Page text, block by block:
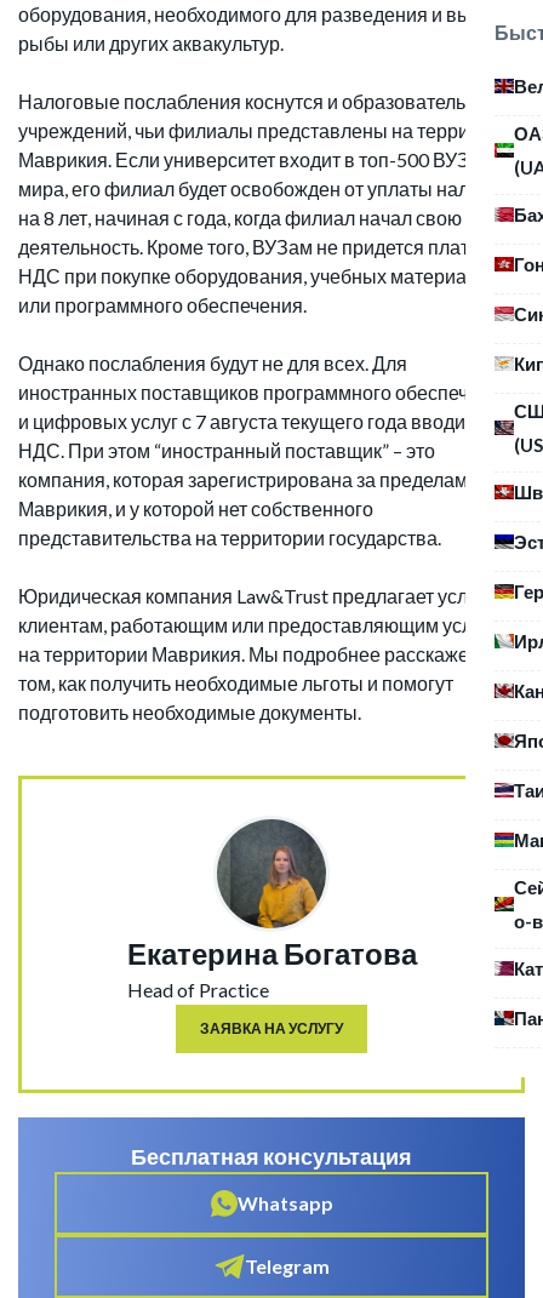
о-
оборудования, необходимого для разведения и вылова
рыбы или других аквакультур.
Налоговые послабления коснутся и образовательных
учреждений, чьи филиалы представлены на территории
Маврикия. Если университет входит в топ-500 ВУЗов
мира, его филиал будет освобожден от уплаты налогов
на 8 лет, начиная с года, когда филиал начал свою
деятельность. Кроме того, ВУЗам не придется платить
НДС при покупке оборудования, учебных материалов
или программного обеспечения.
Однако послабления будут не для всех. Для
иностранных поставщиков программного обеспечения
и цифровых услуг с 7 августа текущего года вводится
НДС. При этом “иностранный поставщик” – это
компания, которая зарегистрирована за пределами
Маврикия, и у которой нет собственного
представительства на территории государства.
Юридическая компания Law&Trust предлагает услуги
клиентам, работающим или предоставляющим услугам
на территории Маврикия. Мы подробнее расскажем о
том, как получить необходимые льготы и помогут
подготовить необходимые документы.
Екатерина Богатова
Head of Practice
ЗАЯВКА НА УСЛУГУ
Бесплатная консультация
Whatsapp
Telegram